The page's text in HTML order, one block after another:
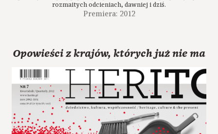
rozmaitych odcieniach, dawniej i dziś.
Premiera: 2012
Opowieści z krajów, których już nie ma